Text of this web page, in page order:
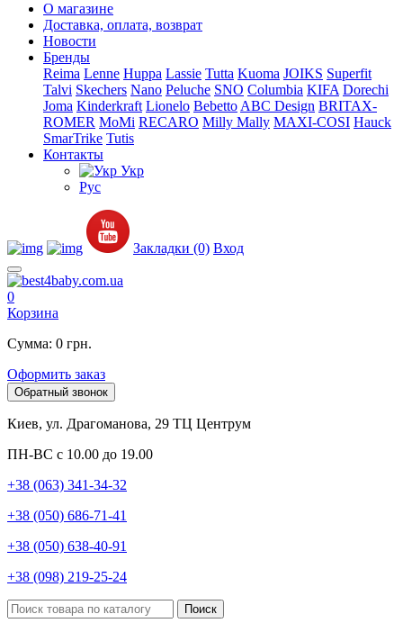
О магазине
Доставка, оплата, возврат
Новости
Бренды
Reima Lenne Huppa Lassie Tutta Kuoma JOIKS Superfit
Talvi Skechers Nano Peluche SNO Columbia KIFA Dorechi
Joma Kinderkraft Lionelo Bebetto ABC Design BRITAX-
ROMER MoMi RECARO Milly Mally MAXI-COSI Hauck
SmarTrike Tutis
Контакты
Укр
Рус
Закладки (0) Вход
0
Корзина
Сумма: 0 грн.
Оформить заказ
Обратный звонок
Киев, ул. Драгоманова, 29 ТЦ Центрум
ПН-ВС с 10.00 до 19.00
+38 (063) 341-34-32
+38 (050) 686-71-41
+38 (050) 638-40-91
+38 (098) 219-25-24
Поиск